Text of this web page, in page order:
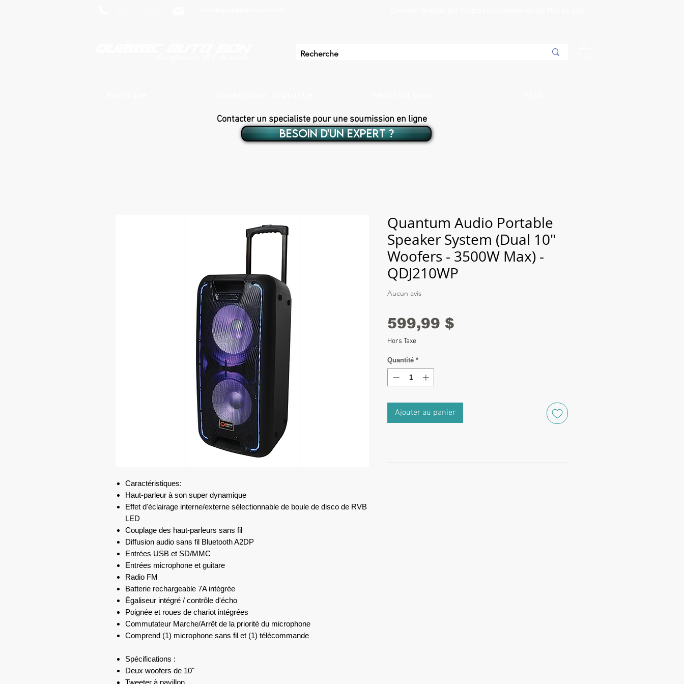
Contacter un specialiste pour une soumission en ligne
BESOIN D'UN EXPERT ?
Caractéristiques:
Haut-parleur à son super dynamique
Effet d'éclairage interne/externe sélectionnable de boule de disco de RVB
LED
Couplage des haut-parleurs sans fil
Diffusion audio sans fil Bluetooth A2DP
Entrées USB et SD/MMC
Entrées microphone et guitare
Radio FM
Batterie rechargeable 7A intégrée
Égaliseur intégré / contrôle d'écho
Poignée et roues de chariot intégrées
Commutateur Marche/Arrêt de la priorité du microphone
Comprend (1) microphone sans fil et (1) télécommande
Spécifications :
Deux woofers de 10"
Tweeter à pavillon
Quantum Audio Portable
Speaker System (Dual 10"
Woofers - 3500W Max) -
QDJ210WP
Aucun avis
599,99 $
Hors Taxe
Quantité *
Ajouter au panier